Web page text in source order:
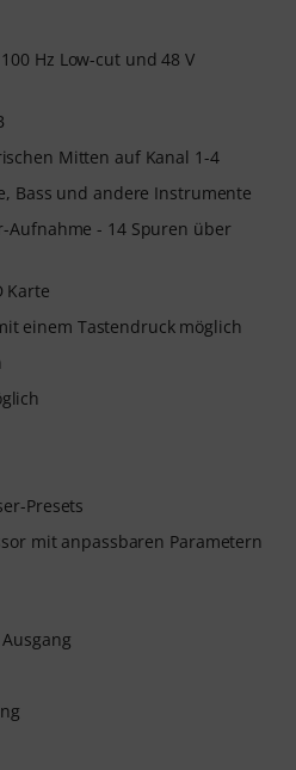
Hz Low-cut und 48 V
Mitten auf Kanal 1-4
Bass und andere Instrumente
Aufnahme - 14 Spuren über
Karte
einem Tastendruck möglich
Presets
mit anpassbaren Parametern